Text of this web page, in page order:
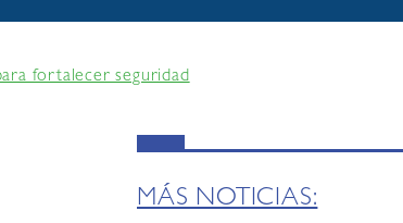
fortalecer seguridad
MÁS NOTICIAS: